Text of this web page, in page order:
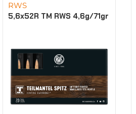
RWS
5,6x52R TM RWS 4,6g/71gr